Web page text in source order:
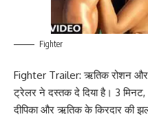
Fighter
Fighter Trailer: ऋतिक रोशन और
ट्रेलर ने दस्तक दे दिया है। 3
दीपिका और ऋतिक के किरदार की